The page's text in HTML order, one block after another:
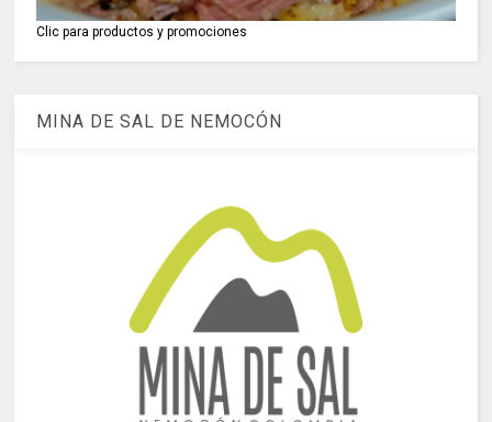
Clic para productos y promociones
MINA DE SAL DE NEMOCÓN